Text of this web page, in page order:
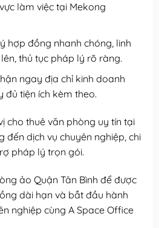
làm việc tại Mekong
hợp đồng nhanh chóng, linh
thủ tục pháp lý rõ ràng.
ngay địa chỉ kinh doanh
đủ tiện ích kèm theo.
cho thuê văn phòng uy tín tại
đến dịch vụ chuyên nghiệp, chi
pháp lý trọn gói.
ảo Quận Tân Bình để được
dài hạn và bắt đầu hành
nghiệp cùng A Space Office